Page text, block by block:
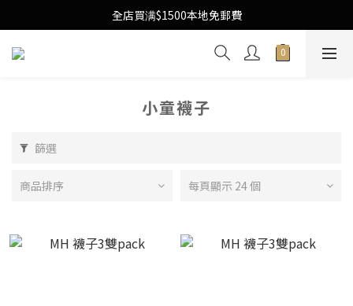
Free Local Shipping Upon $1500 purchase
全店買满$1500本地免郵費
Free Local Shipping Upon $1500 purchase
小童襪子
篩選
商品排序 每頁顯示 24 個